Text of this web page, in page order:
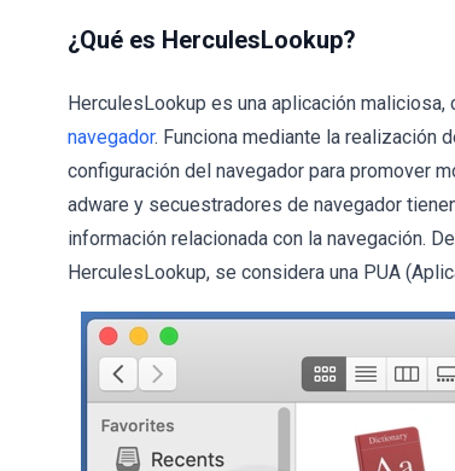
¿Qué es HerculesLookup?
HerculesLookup es una aplicación
navegador. Funciona mediante la realización
configuración del navegador para promover
adware y secuestradores de navegador
información relacionada con la navegación.
HerculesLookup, se considera una PUA